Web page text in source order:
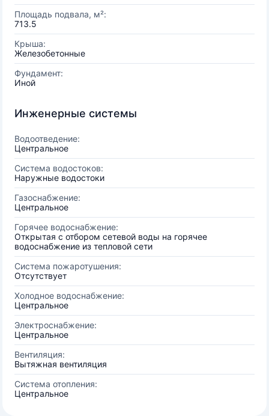
Площадь подвала, м²:
713.5
Крыша:
Железобетонные
Фундамент:
Иной
Инженерные системы
Водоотведение:
Центральное
Система водостоков:
Наружные водостоки
Газоснабжение:
Центральное
Горячее водоснабжение:
Открытая с отбором сетевой воды на горячее
водоснабжение из тепловой сети
Система пожаротушения:
Отсутствует
Холодное водоснабжение:
Центральное
Электроснабжение:
Центральное
Вентиляция:
Вытяжная вентиляция
Система отопления:
Центральное